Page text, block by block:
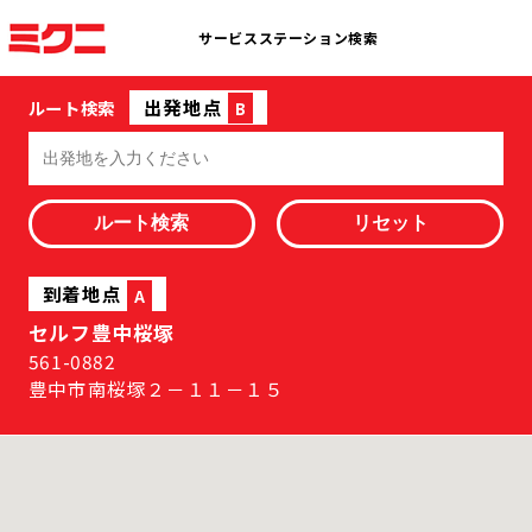
サービスステーション検索
ルート検索 出発地点 B
到着地点 A
セルフ豊中桜塚
561-0882
豊中市南桜塚２－１１－１５